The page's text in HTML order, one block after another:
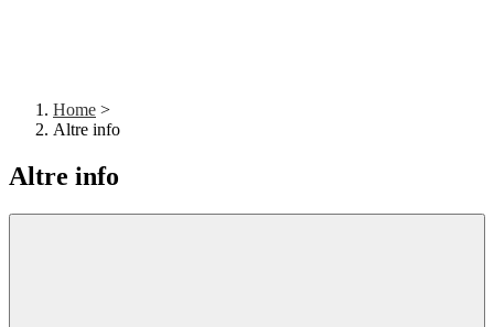
Home >
Altre info
Altre info